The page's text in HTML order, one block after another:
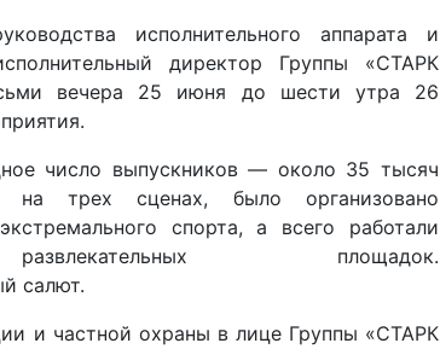
исполнительного аппарата и
директор Группы «СТАРК
вечера 25 июня до шести утра 26
я.
число выпускников — около 35 тысяч
на трех сценах, было организовано
спорта, а всего работали
площадок.
салют.
и частной охраны в лице Группы «СТАРК